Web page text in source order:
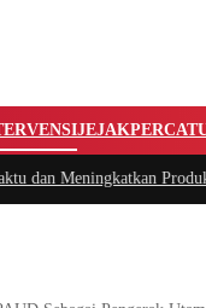
JEJAK
Produktivitas saat